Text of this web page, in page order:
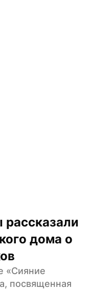
рассказали
дома о
«Сияние
посвященная